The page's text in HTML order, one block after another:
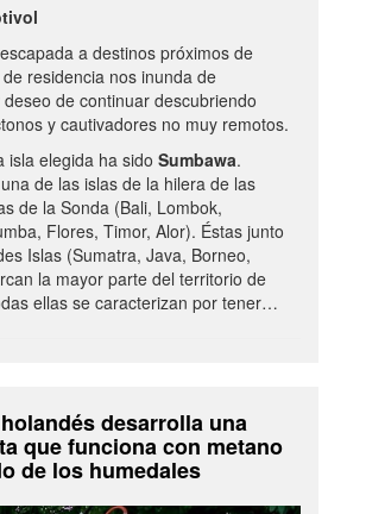
a destinos próximos de
residencia nos inunda de
de continuar descubriendo
y cautivadores no muy remotos.
elegida ha sido Sumbawa.
de las islas de la hilera de las
de la Sonda (Bali, Lombok,
Flores, Timor, Alor). Éstas junto
Islas (Sumatra, Java, Borneo,
la mayor parte del territorio de
ellas se caracterizan por tener…
desarrolla una
que funciona con metano
de los humedales